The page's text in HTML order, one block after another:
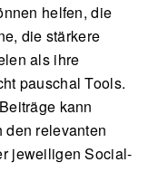
helfen, die
die stärkere
als ihre
pauschal Tools.
kann
den relevanten
jeweiligen Social-